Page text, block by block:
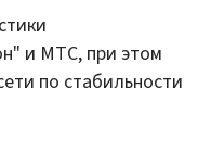
и МТС, при этом
по стабильности